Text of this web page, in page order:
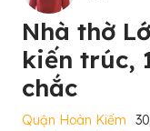
Nhà thờ
kiến trúc,
chắc
Quận Hoàn Kiếm